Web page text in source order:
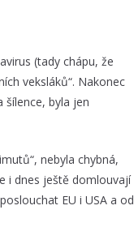
(tady chápu, že
veksláků“. Nakonec
šílence, byla jen
nebyla chybná,
i dnes ještě domlouvají
EU i USA a od